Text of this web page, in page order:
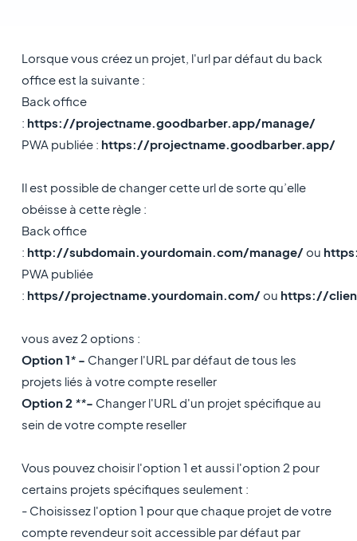
Lorsque vous créez un projet, l'url par défaut du back
office est la suivante :
Back office
: https://projectname.goodbarber.app/manage/
PWA publiée : https://projectname.goodbarber.app/
Il est possible de changer cette url de sorte qu’elle
obéisse à cette règle :
Back office
: http://subdomain.yourdomain.com/manage/ou
PWA publiée
: https//projectname.yourdomain.com/ou https://
vous avez 2 options :
Option 1*- Changer l'URL par défaut de tous les
projets liés à votre compte reseller
Option 2 **- Changer l'URL d'un projet spécifique au
sein de votre compte reseller
Vous pouvez choisir l'option 1 et aussi l'option 2 pour
certains projets spécifiques seulement :
- Choisissez l'option 1 pour que chaque projet de votre
compte revendeur soit accessible par défaut par